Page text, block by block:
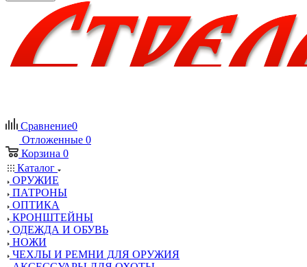
Сравнение0
Отложенные 0
Корзина 0
Каталог
ОРУЖИЕ
ПАТРОНЫ
ОПТИКА
КРОНШТЕЙНЫ
ОДЕЖДА И ОБУВЬ
НОЖИ
ЧЕХЛЫ И РЕМНИ ДЛЯ ОРУЖИЯ